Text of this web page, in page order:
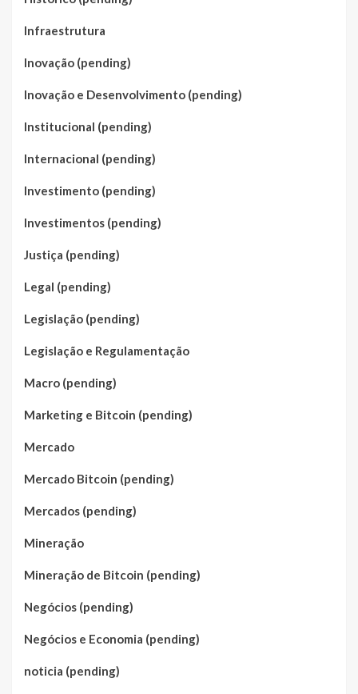
Infraestrutura
Inovação (pending)
Inovação e Desenvolvimento (pending)
Institucional (pending)
Internacional (pending)
Investimento (pending)
Investimentos (pending)
Justiça (pending)
Legal (pending)
Legislação (pending)
Legislação e Regulamentação
Macro (pending)
Marketing e Bitcoin (pending)
Mercado
Mercado Bitcoin (pending)
Mercados (pending)
Mineração
Mineração de Bitcoin (pending)
Negócios (pending)
Negócios e Economia (pending)
noticia (pending)